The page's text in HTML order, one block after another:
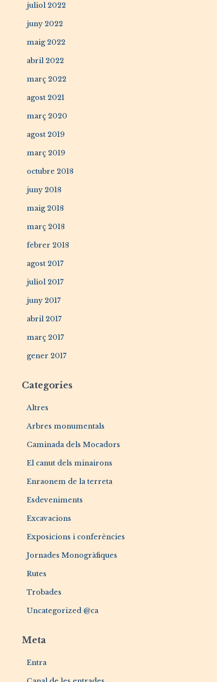
juliol 2022
juny 2022
maig 2022
abril 2022
març 2022
agost 2021
març 2020
agost 2019
març 2019
octubre 2018
juny 2018
maig 2018
març 2018
febrer 2018
agost 2017
juliol 2017
juny 2017
abril 2017
març 2017
gener 2017
Categories
Altres
Arbres monumentals
Caminada dels Mocadors
El canut dels minairons
Enraonem de la terreta
Esdeveniments
Excavacions
Exposicions i conferències
Jornades Monogràfiques
Rutes
Trobades
Uncategorized @ca
Meta
Entra